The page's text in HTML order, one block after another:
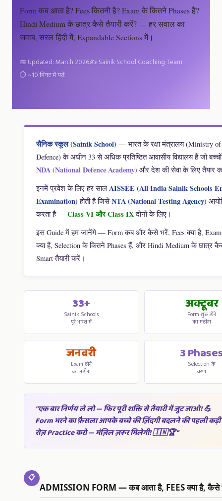
Form कब आता है? Fees कितनी है? Exam के कितने Phases हैं?
Hindi Medium के छात्र कैसे तैयारी करें? — हर सवाल का
जवाब, सरल हिंदी में, Expandable Sections में।
📅 Updated: March 2026✍️ Sainik School Coaching Team
⏱️ ~10 मिनट में पढ़ें
सैनिक स्कूल (Sainik School) — भारत के रक्षा मंत्रालय (Ministry of
Defence) के अधीन 33 से अधिक प्रतिष्ठित आवासीय विद्यालय हैं जो
NDA (National Defence Academy) और देश की सेवा के लिए तैयार
इनमें प्रवेश के लिए हर साल AISSEE (All India Sainik Schools
Examination) होती है जिसेNTA (National Testing Agency)
करता है — Class VI और Class IXदोनों के लिए।
इस Guide में हम जानेंगे — Form कब और कैसे भरें, Fees क्या है, Exam
क्या है, Selection के कितने Phases हैं, और Hindi Medium के छात्र
Smart तैयारी करें।
33+
Sainik Schools
पूरे भारत में
अक्टूबर
Form शुरू होने
का महीना
जनवरी
Exam होने
का महीना
3
Selection के
चरण
"एक बार निर्णय ले लो — फिर पूरी शक्ति से तैयारी में जुट जाओ! 💪
Form भरने का फ़ैसला आपके बच्चे की ज़िंदगी बदलने की पहली कड़ी
रोज़ Practice करो — मंज़िल ज़रूर मिलेगी! 🇮🇳🏆"
📋
ADMISSION FORM — कब आता है, FEES क्या है, कैसे